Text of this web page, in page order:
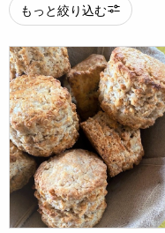
もっと絞り込む